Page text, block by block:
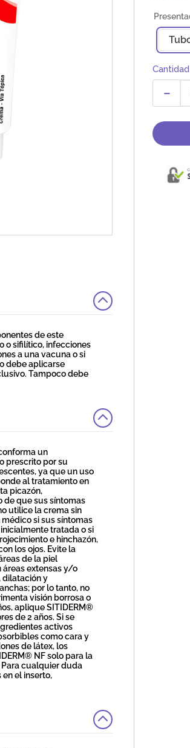
de este
o sifilítico, infecciones
a una vacuna o si
debe aplicarse
Tampoco debe
un
prescrito por su
ya que un uso
al tratamiento en
picazón,
de que sus síntomas
utilice la crema sin
si sus síntomas
tratada o si
e hinchazón,
los ojos. Evite la
de la piel
áreas extensas y/o
dilatación y
por lo tanto, no
visión borrosa o
aplique SITIDERM®
de 2 años. Si se
activos
como cara y
de látex, los
NF solo para la
cualquier duda
el inserto,
Cantidad
－